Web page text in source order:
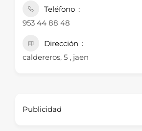
Teléfono
953 44 88 48
Dirección
caldereros, 5 , jaen
Publicidad